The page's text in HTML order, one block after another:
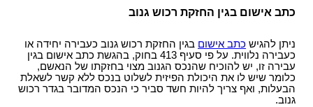
כתב אישום בגין החזקת רכוש גנוב
ניתן להגיש כתב אישום בגין החזקת רכוש גנוב כעבירה יחידה או
כעבירה נלווית. על פי סעיף 413 בחוק, בהגשת כתב אישום בגין
עבירה זו, יש להוכיח שהנכס הגנוב מצוי בחזקתו של הנאשם,
כלומר שיש לו את היכולת הפיזית לשלוט בנכס ללא קשר לשאלת
הבעלות, ואף צריך להיות חשד סביר כי הנכס המדובר בגדר רכוש
גנוב.